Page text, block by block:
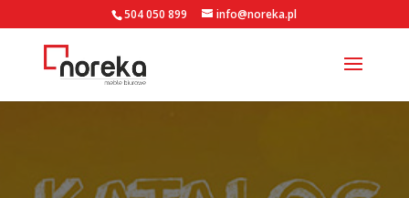
504 050 899 info@noreka.pl